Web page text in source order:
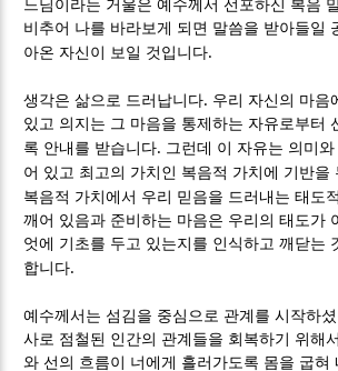
느님이라는 거울은 예수께서 선포하신 복음
비추어 나를 바라보게 되면 말씀을 받아들일
아온 자신이 보일 것입니다.
생각은 삶으로 드러납니다. 우리 자신의 마음
있고 의지는 그 마음을 통제하는 자유로부터
록 안내를 받습니다. 그런데 이 자유는 의미
어 있고 최고의 가치인 복음적 가치에 기반을
복음적 가치에서 우리 믿음을 드러내는 태도
깨어 있음과 준비하는 마음은 우리의 태도가
엇에 기초를 두고 있는지를 인식하고 깨닫는
합니다.
예수께서는 섬김을 중심으로 관계를 시작하
사로 점철된 인간의 관계들을 회복하기 위해
와 선의 흐름이 너에게 흘러가도록 몸을 굽혀